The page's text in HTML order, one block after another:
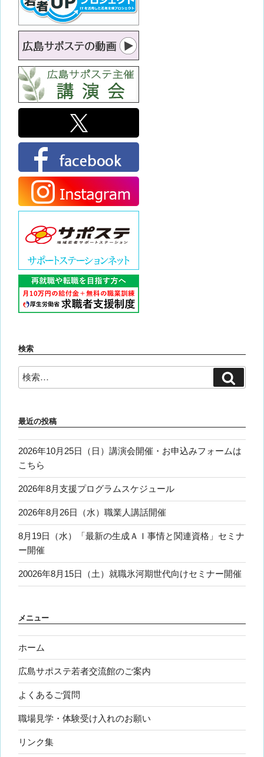
検索
検
索:
索
最近の投稿
2026年10月25日（日）講演会開催・お申込みフォームは
こちら
2026年8月支援プログラムスケジュール
2026年8月26日（水）職業人講話開催
8月19日（水）「最新の生成ＡＩ事情と関連資格」セミナ
ー開催
20026年8月15日（土）就職氷河期世代向けセミナー開催
メニュー
ホーム
広島サポステ若者交流館のご案内
よくあるご質問
職場見学・体験受け入れのお願い
リンク集